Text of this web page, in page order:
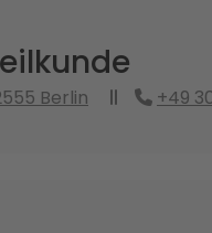
Berlin +49